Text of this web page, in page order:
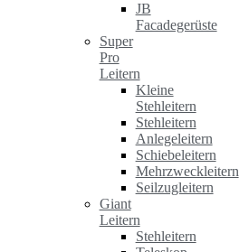
JB
Facadegerüste
Super
Pro
Leitern
Kleine
Stehleitern
Stehleitern
Anlegeleitern
Schiebeleitern
Mehrzweckleitern
Seilzugleitern
Giant
Leitern
Stehleitern